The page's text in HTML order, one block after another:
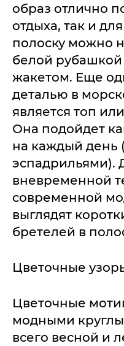
образ отлично
отдыха, так и
полоску можно
белой
жакетом. Еще
деталью в
является топ
Она подойдет
на каждый день
эспадрильями).
вневременной
современной
выглядят
бретелей в
Цветочные
Цветочные
модными
всего весной и